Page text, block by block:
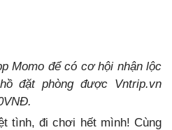
Momo để có cơ hội nhận lộc
đặt phòng được Vntrip.vn
tình, đi chơi hết mình! Cùng